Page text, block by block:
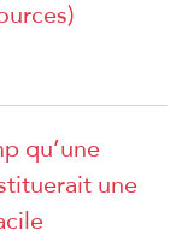
qu’une
une